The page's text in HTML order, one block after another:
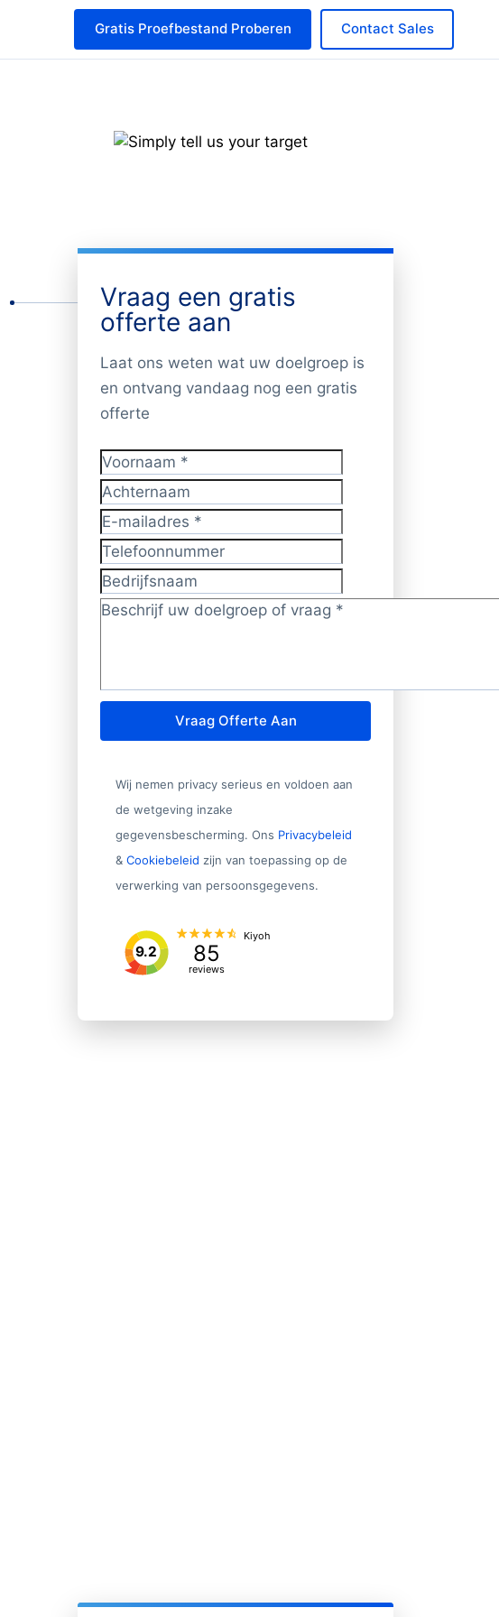
Contact Sales
Gratis Proefbestand Proberen
Vraag een gratis
offerte aan
Laat ons weten wat uw doelgroep is
en ontvang vandaag nog een gratis
offerte
Voornaam*
Achternaam
E-mailadres*
Telefoonnummer
Bedrijfsnaam
Doelgroep/vraag?
*
Vraag Offerte Aan
Wij nemen privacy serieus en voldoen aan
de wetgeving inzake
gegevensbescherming. Ons Privacybeleid
& Cookiebeleid zijn van toepassing op de
verwerking van persoonsgegevens.
9.2 85
reviews
Kiyoh